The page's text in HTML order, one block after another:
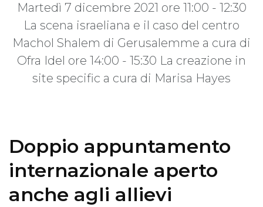
Martedì 7 dicembre 2021 ore 11:00 - 12:30
La scena israeliana e il caso del centro
Machol Shalem di Gerusalemme a cura di
Ofra Idel ore 14:00 - 15:30 La creazione in
site specific a cura di Marisa Hayes
Doppio appuntamento
internazionale aperto
anche agli allievi